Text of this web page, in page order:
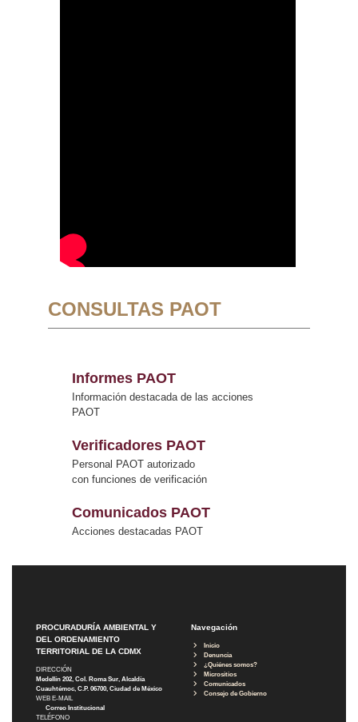
CONSULTAS PAOT
Informes PAOT
Información destacada de las acciones
PAOT
Verificadores PAOT
Personal PAOT autorizado
con funciones de verificación
Comunicados PAOT
Acciones destacadas PAOT
PROCURADURÍA AMBIENTAL Y
DEL ORDENAMIENTO
TERRITORIAL DE LA CDMX
DIRECCIÓN
Medellín 202, Col. Roma Sur, Alcaldía
Cuauhtémoc, C.P. 06700, Ciudad de México
WEB E-MAIL
Correo Institucional
TELÉFONO
Navegación
Inicio
Denuncia
¿Quiénes somos?
Micrositios
Comunicados
Consejo de Gobierno